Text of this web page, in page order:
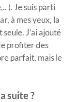
). Je suis parti
à mes yeux, la
J’ai ajouté
profiter des
parfait, mais le
suite ?